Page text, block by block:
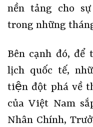
nền tảng cho
trong những
Bên cạnh đó,
lịch quốc tế,
tiện đột phá về
của Việt Nam
Nhân Chính,